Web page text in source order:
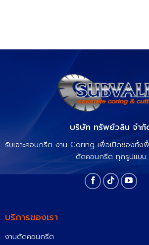
บริษัท ทรัพย์วลิน จำกั
รับเจาะคอนกรีต งาน Coring เพื่อเปิดช่องทั้
ตัดคอนกรีต ทุกรูปแบบ
บริการของเรา
งานตัดคอนกรีต